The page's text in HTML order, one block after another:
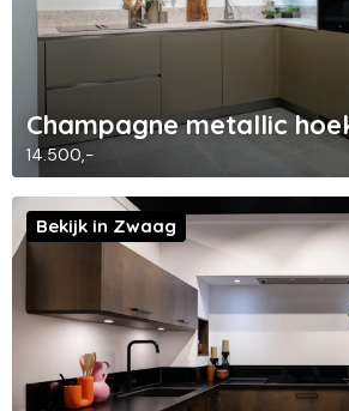
Champagne metallic
14.500,-
Bekijk in Zwaag